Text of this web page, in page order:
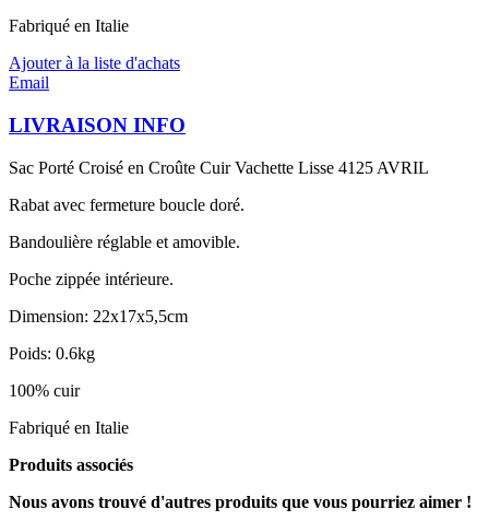
Fabriqué en Italie
Ajouter à la liste d'achats
Email
LIVRAISON INFO
Sac Porté Croisé en Croûte Cuir Vachette Lisse 4125 AVRIL
Rabat avec fermeture boucle doré.
Bandoulière réglable et amovible.
Poche zippée intérieure.
Dimension: 22x17x5,5cm
Poids: 0.6kg
100% cuir
Fabriqué en Italie
Produits associés
Nous avons trouvé d'autres produits que vous pourriez aimer !